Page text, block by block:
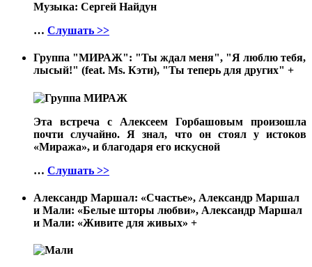
Музыка: Сергей Найдун
… Слушать >>
Группа "МИРАЖ": "Ты ждал меня", "Я люблю тебя,
лысый!" (feat. Ms. Кэти), "Ты теперь для других" +
Эта встреча с Алексеем Горбашовым произошла
почти случайно. Я знал, что он стоял у истоков
«Миража», и благодаря его искусной
… Слушать >>
Александр Маршал: «Счастье», Александр Маршал
и Мали: «Белые шторы любви», Александр Маршал
и Мали: «Живите для живых» +